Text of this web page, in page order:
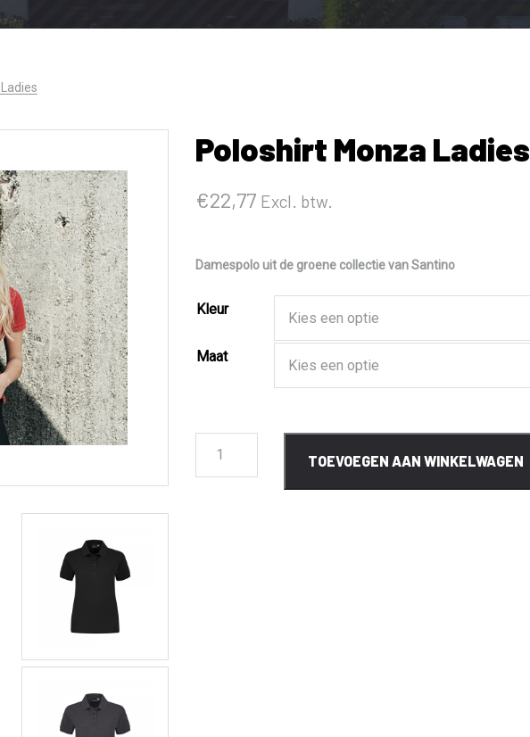
Poloshirt Monza Ladies
€22,77 Excl. btw.
Damespolo uit de groene collectie van Santino
Kleur
Maat
Monza
TOEVOEGEN AAN WINKELWAGEN